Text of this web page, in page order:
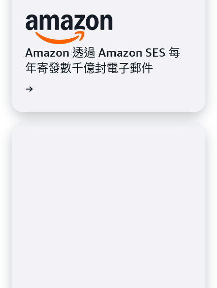
Amazon 透過 Amazon SES 每
年寄發數千億封電子郵件